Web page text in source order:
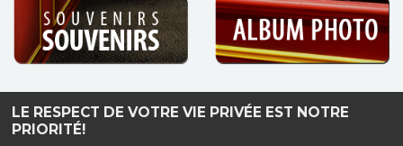
LE RESPECT DE VOTRE VIE PRIVÉE EST NOTRE
PRIORITÉ!
Haut de page